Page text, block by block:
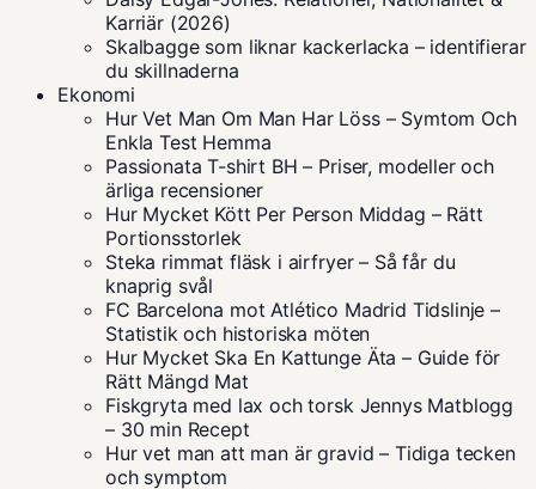
Karriär (2026)
Skalbagge som liknar kackerlacka – identifierar
du skillnaderna
Ekonomi
Hur Vet Man Om Man Har Löss – Symtom Och
Enkla Test Hemma
Passionata T-shirt BH – Priser, modeller och
ärliga recensioner
Hur Mycket Kött Per Person Middag – Rätt
Portionsstorlek
Steka rimmat fläsk i airfryer – Så får du
knaprig svål
FC Barcelona mot Atlético Madrid Tidslinje –
Statistik och historiska möten
Hur Mycket Ska En Kattunge Äta – Guide för
Rätt Mängd Mat
Fiskgryta med lax och torsk Jennys Matblogg
– 30 min Recept
Hur vet man att man är gravid – Tidiga tecken
och symptom